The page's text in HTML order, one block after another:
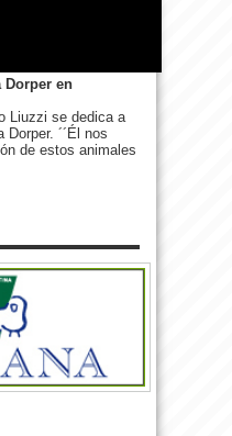
Dorper en
Liuzzi se dedica a
´´Él nos
de estos animales